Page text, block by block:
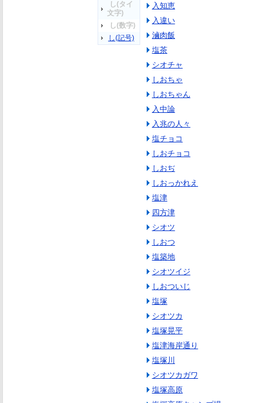
し(タイ
文字)
し(数字)
し(記号)
入知恵
入違い
滷肉飯
塩茶
シオチャ
しおちゃ
しおちゃん
入中論
入兆の人々
塩チョコ
しおチョコ
しおぢ
しおっかれえ
塩津
四方津
シオツ
しおつ
塩築地
シオツイジ
しおついじ
塩塚
シオツカ
塩塚晃平
塩津海岸通り
塩塚川
シオツカガワ
塩塚高原